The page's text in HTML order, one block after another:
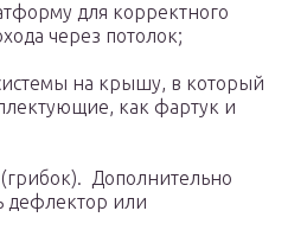
для корректного
через потолок;
на крышу, в который
как фартук и
Дополнительно
дефлектор или